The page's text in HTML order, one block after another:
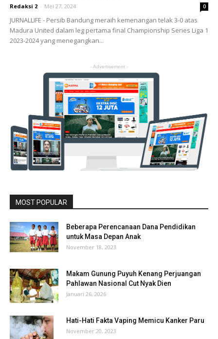
Redaksi 2 - Mei 27, 2024 0
JURNALLIFE - Persib Bandung meraih kemenangan telak 3-0 atas
Madura United dalam leg pertama final Championship Series Liga 1
2023-2024 yang menegangkan...
- Advertisement -
MOST POPULAR
Beberapa Perencanaan Dana Pendidikan
untuk Masa Depan Anak
November 18, 2023
Makam Gunung Puyuh Kenang Perjuangan
Pahlawan Nasional Cut Nyak Dien
Januari 26, 2026
Hati-Hati Fakta Vaping Memicu Kanker Paru
November 20, 2023